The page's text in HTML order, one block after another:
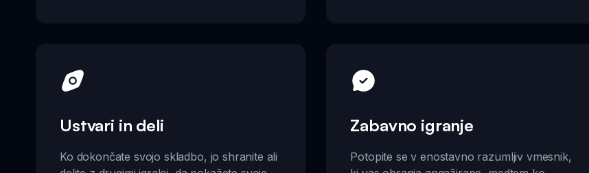
Ustvari in deli
Ko dokončate svojo skladbo, jo shranite ali
Zabavno igranje
Potopite se v enostavno razumljiv vmesnik,